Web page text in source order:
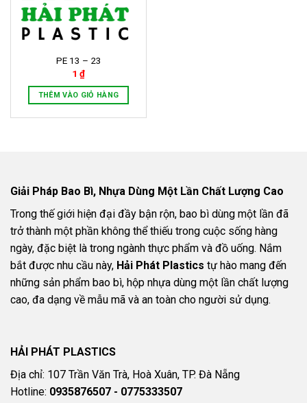
PE 13 – 23
1 ₫
THÊM VÀO GIỎ HÀNG
Giải Pháp Bao Bì, Nhựa Dùng Một Lần Chất Lượng Cao
Trong thế giới hiện đại đầy bận rộn, bao bì dùng một lần đã
trở thành một phần không thể thiếu trong cuộc sống hàng
ngày, đặc biệt là trong ngành thực phẩm và đồ uống. Nắm
bắt được nhu cầu này, Hải Phát Plastics tự hào mang đến
những sản phẩm bao bì, hộp nhựa dùng một lần chất lượng
cao, đa dạng về mẫu mã và an toàn cho người sử dụng.
HẢI PHÁT PLASTICS
Địa chỉ: 107 Trần Văn Trà, Hoà Xuân, TP. Đà Nẵng
Hotline: 0935876507 - 0775333507